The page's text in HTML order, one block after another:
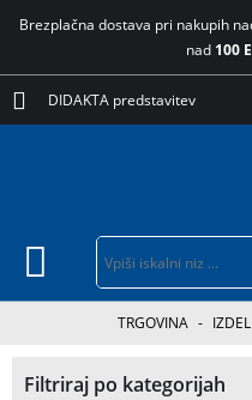
Brezplačna dostava pri nakupih
nad 100
DIDAKTA predstavitev
TRGOVINA -
Filtriraj po kategorijah